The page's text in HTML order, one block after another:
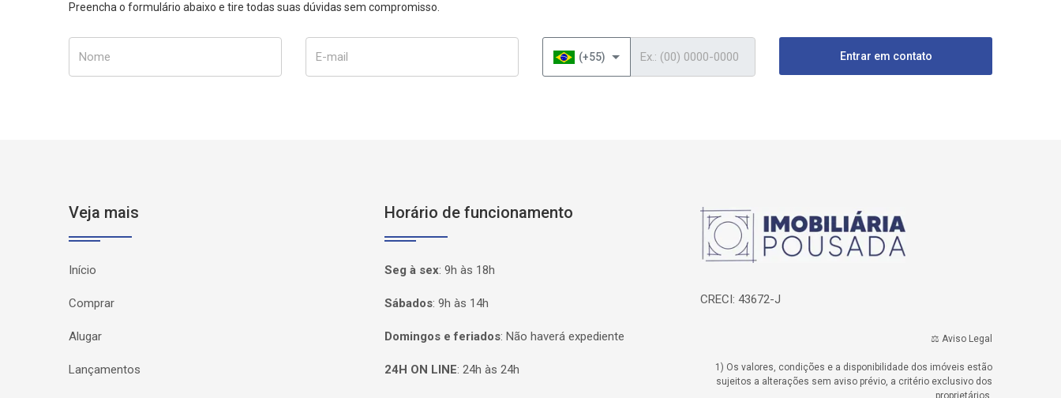
Preencha o formulário abaixo e tire todas suas dúvidas sem compromisso.
(+55) Entrar em contato
Veja mais
Início
Comprar
Alugar
Lançamentos
Horário de funcionamento
Seg à sex: 9h às 18h
Sábados: 9h às 14h
Domingos e feriados: Não haverá expediente
24H ON LINE: 24h às 24h
Página inicial
CRECI: 43672-J
⚖️ Aviso Legal
1) Os valores, condições e a disponibilidade dos imóveis estão
sujeitos a alterações sem aviso prévio, a critério exclusivo dos
proprietários.